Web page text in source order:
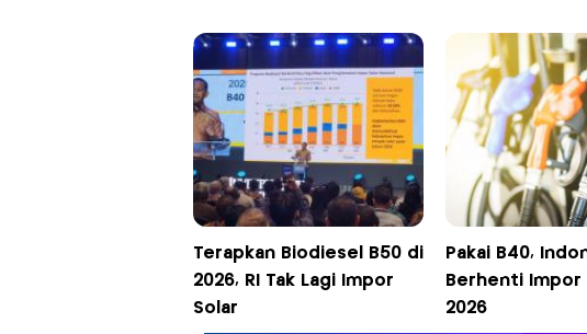
Terapkan Biodiesel B50 di
2026, RI Tak Lagi Impor
Solar
Pakai B40,
Berhenti Impor
2026